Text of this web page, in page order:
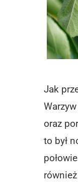
Jak
oraz
to był